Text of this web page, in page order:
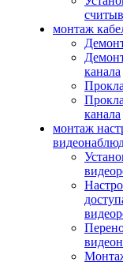
монтаж
канала
канала
монтаж